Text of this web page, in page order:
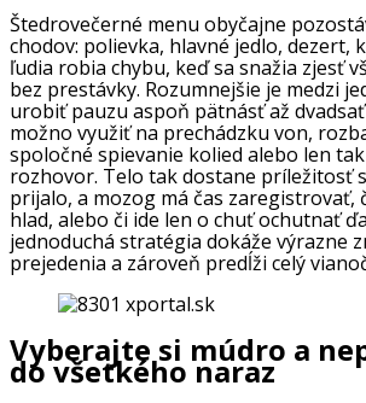
Štedrovečerné menu obyčajne
chodov: polievka, hlavné jedlo, dezert,
ľudia robia chybu, keď sa snažia zjesť
bez prestávky. Rozumnejšie je medzi
urobiť pauzu aspoň pätnásť až
možno využiť na prechádzku von,
spoločné spievanie kolied alebo len
rozhovor. Telo tak dostane príležitosť
prijalo, a mozog má čas zaregistrovať,
hlad, alebo či ide len o chuť ochutnať
jednoduchá stratégia dokáže výrazne
prejedenia a zároveň predĺži celý
Vyberajte si múdro a
do všetkého naraz